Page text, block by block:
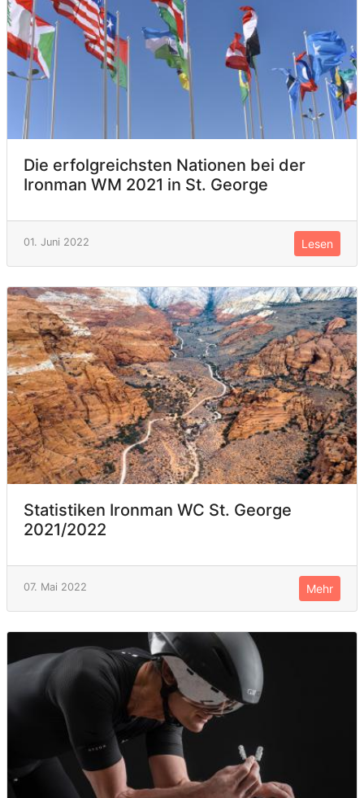
Die erfolgreichsten Nationen bei der
Ironman WM 2021 in St. George
01. Juni 2022 Lesen
Statistiken Ironman WC St. George
2021/2022
07. Mai 2022 Mehr